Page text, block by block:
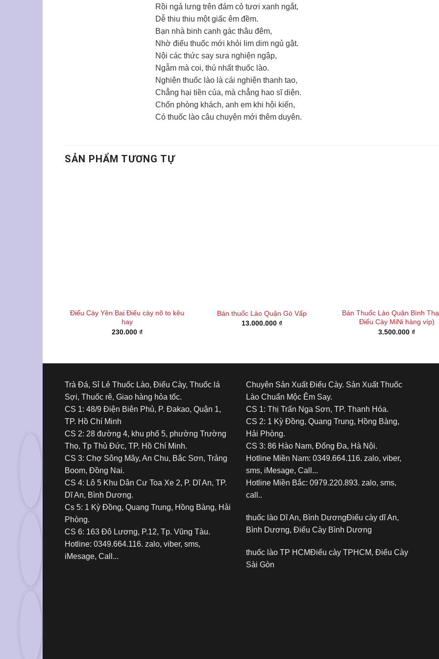
Rồi ngả lưng trên đám cỏ tươi xanh ngắt,
Dễ thiu thiu một giấc êm đềm.
Bạn nhà binh canh gác thâu đêm,
Nhờ điếu thuốc mới khỏi lim dim ngủ gật.
Nội các thức say sưa nghiện ngập,
Ngẫm mà coi, thú nhất thuốc lào.
Nghiện thuốc lào là cái nghiện thanh tao,
Chẳng hại tiền của, mà chẳng hao sĩ diện.
Chốn phòng khách, anh em khi hội kiến,
Có thuốc lào câu chuyện mới thêm duyên.
SẢN PHẨM TƯƠNG TỰ
Điếu Cày Yên Bai Điếu cày nõ to kêu
hay
230.000 ₫
Bán thuốc Lào Quận Gò Vấp
13.000.000 ₫
Bán Thuốc Lào Quận Bình
Điếu Cày MiNi hàng víp)
3.500.000 ₫
Trà Đá, Sỉ Lẻ Thuốc Lào, Điếu Cày, Thuốc lá
Sợi, Thuốc rê, Giao hàng hỏa tốc.
CS 1: 48/9 Điện Biên Phủ, P. Đakao, Quận 1,
TP. Hồ Chí Minh
CS 2: 28 đường 4, khu phố 5, phường Trường
Thọ, Tp Thủ Đức, TP. Hồ Chí Minh.
CS 3: Chợ Sông Mây, An Chu, Bắc Sơn, Trảng
Boom, Đồng Nai.
CS 4: Lô 5 Khu Dân Cư Toa Xe 2, P. Dĩ An, TP.
Dĩ An, Bình Dương.
Cs 5: 1 Kỳ Đồng, Quang Trung, Hồng Bàng, Hải
Phòng.
CS 6: 163 Đô Lương, P.12, Tp. Vũng Tàu.
Hotline: 0349.664.116. zalo, viber, sms,
iMesage, Call...
Chuyên Sản Xuất Điếu Cày. Sản Xuất Thuốc
Lào Chuẩn Mộc Êm Say.
CS 1: Thị Trấn Nga Sơn, TP. Thanh Hóa.
CS 2: 1 Kỳ Đồng, Quang Trung, Hồng Bàng,
Hải Phòng.
CS 3: 86 Hào Nam, Đống Đa, Hà Nội.
Hotline Miền Nam: 0349.664.116. zalo, viber,
sms, iMesage, Call...
Hotline Miền Bắc: 0979.220.893. zalo, sms,
call..
thuốc lào Dĩ An, Bình DươngĐiếu cày dĩ An,
Bình Dương, Điếu Cày Bình Dương
thuốc lào TP HCMĐiếu cày TPHCM, Điếu Cày
Sài Gòn